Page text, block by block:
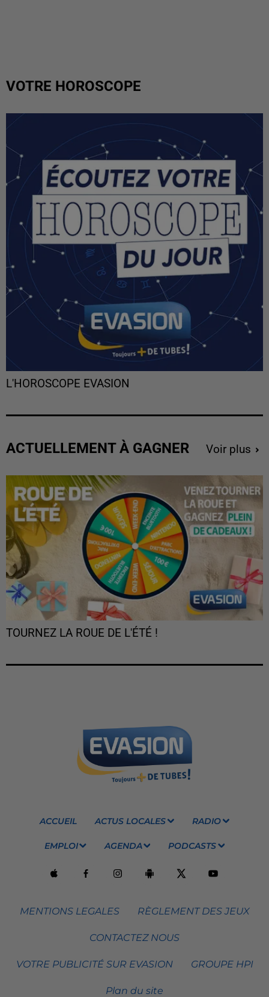
VOTRE HOROSCOPE
L'HOROSCOPE EVASION
ACTUELLEMENT À GAGNER Voir plus
TOURNEZ LA ROUE DE L'ÉTÉ !
ACCUEIL ACTUS LOCALES RADIO
EMPLOI AGENDA PODCASTS
MENTIONS LEGALES RÈGLEMENT DES JEUX
CONTACTEZ NOUS
VOTRE PUBLICITÉ SUR EVASION GROUPE HPI
Plan du site